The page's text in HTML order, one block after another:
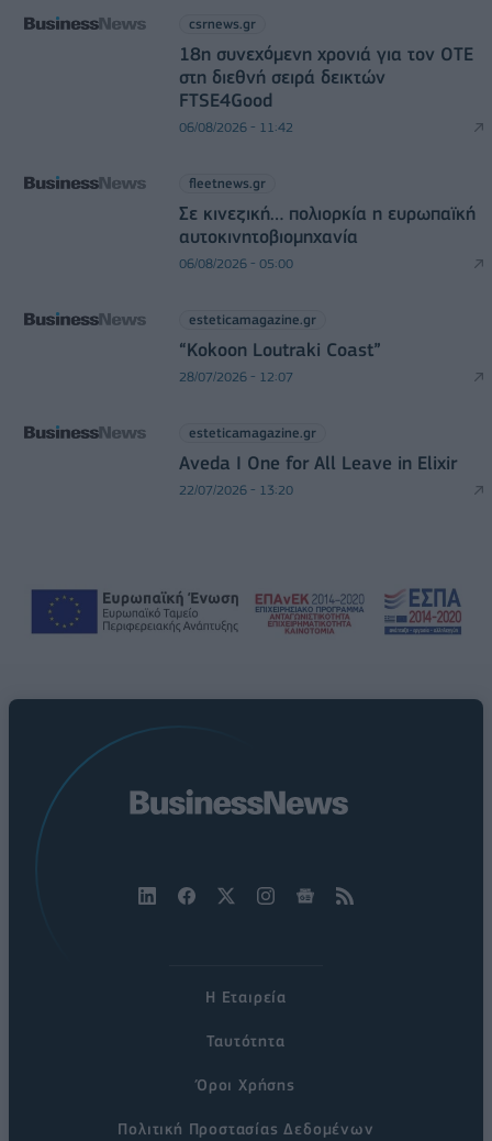
csrnews.gr
18η συνεχόμενη χρονιά για τον ΟΤΕ
στη διεθνή σειρά δεικτών
FTSE4Good
06/08/2026 - 11:42
fleetnews.gr
Σε κινεζική… πολιορκία η ευρωπαϊκή
αυτοκινητοβιομηχανία
06/08/2026 - 05:00
esteticamagazine.gr
“Kokoon Loutraki Coast”
28/07/2026 - 12:07
esteticamagazine.gr
Aveda I One for All Leave in Elixir
22/07/2026 - 13:20
Η Εταιρεία
Ταυτότητα
Όροι Χρήσης
Πολιτική Προστασίας Δεδομένων